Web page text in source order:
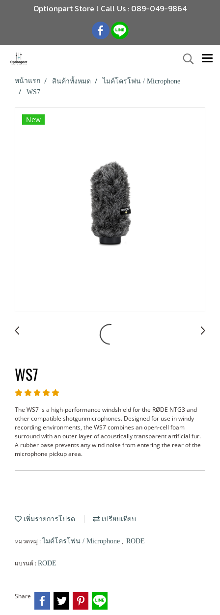
Optionpart Store l Call Us : 089-049-9864
หน้าแรก สินค้าทั้งหมด
ไมค์โครโฟน / Microphone
WS7
New
WS7
The WS7 is a high-performance windshield for the RØDE NTG3 and
other compatible shotgunmicrophones. Designed for use in windy
recording environments, the WS7 combines an open-cell foam
surround with an outer layer of acoustically transparent artificial fur.
A rubber base prevents any wind noise from entering the rear of the
microphone pickup area.
เพิ่มรายการโปรด เปรียบเทียบ
หมวดหมู่ :ไมค์โครโฟน / Microphone , RODE
แบรนด์ : RODE
Share